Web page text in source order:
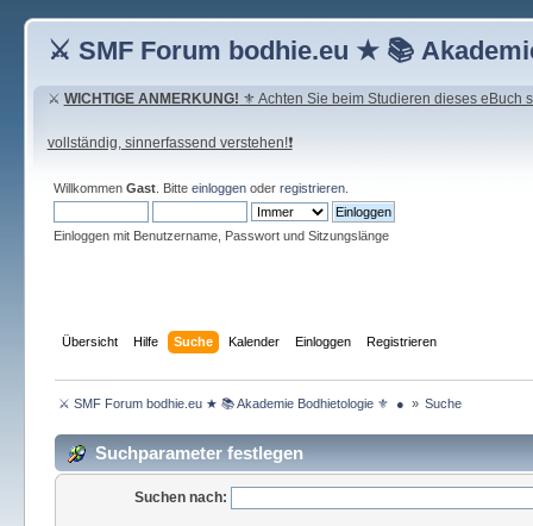
⚔ SMF Forum bodhie.eu ★ 📚
⚔ WICHTIGE ANMERKUNG! ⚜ Achten Sie beim Studieren dieses eBuch
vollständig, sinnerfassend verstehen!❗
Willkommen Gast. Bitte einloggenoder registrieren.
Einloggen mit Benutzername, Passwort und Sitzungslänge
Übersicht Hilfe Suche Kalender Einloggen Registrieren
⚔ SMF Forum bodhie.eu ★ 📚 Akademie Bodhietologie ⚜  ● » Suche
Suchparameter festlegen
Suchen nach: